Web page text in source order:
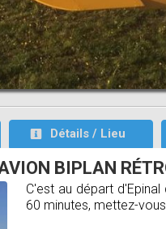
Détails / Lieu
BIPLAN
C'est au départ
60 minutes, mettez-